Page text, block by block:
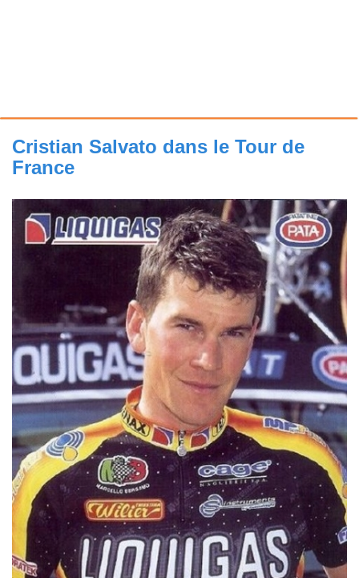
Cristian Salvato dans le Tour de
France